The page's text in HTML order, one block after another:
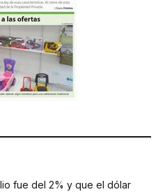
fue del 2% y que el dólar